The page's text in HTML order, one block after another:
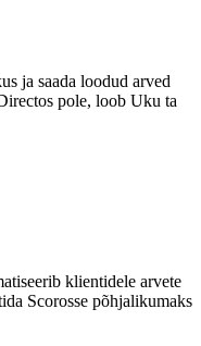
ja saada loodud arved
pole, loob Uku ta
klientidele arvete
Scorosse põhjalikumaks